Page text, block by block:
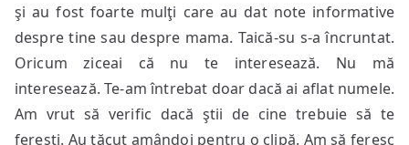
şi au fost foarte mulţi care au dat note informative
despre tine sau despre mama. Taică-su s-a încruntat.
Oricum ziceai că nu te interesează. Nu mă
interesează. Te-am întrebat doar dacă ai aflat numele.
Am vrut să verific dacă ştii de cine trebuie să te
fereşti. Au tăcut amândoi pentru o clipă. Am să feresc